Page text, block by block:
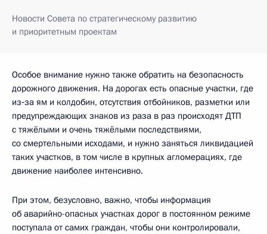
Новости Совета по стратегическому развитию
и приоритетным проектам
Особое внимание нужно также обратить на безопасность
дорожного движения. На дорогах есть опасные участки, где
из‑за ям и колдобин, отсутствия отбойников, разметки или
предупреждающих знаков из раза в раз происходят ДТП
с тяжёлыми и очень тяжёлыми последствиями,
со смертельными исходами, и нужно заняться ликвидацией
таких участков, в том числе в крупных агломерациях, где
движение наиболее интенсивно.
При этом, безусловно, важно, чтобы информация
об аварийно-опасных участках дорог в постоянном режиме
поступала от самих граждан, чтобы они контролировали,